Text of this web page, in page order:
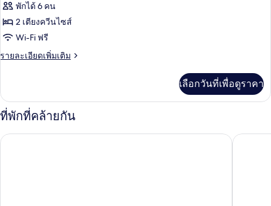
เตียง
ไซส์
ทั้งหมด
ของ
ห้อง
สวีท,
ควีน
ไซส์
2
เตียง,
พักได้ 6 คน
2 เตียงควีนไซส์
Wi-Fi ฟรี
รายละเอียดเพิ่มเติม
ราย
เกี่ยว
กับ
ห้อง
สวี
ท,
เลือกวันที่เพื่อดูราคา
ที่พักที่คล้ายกัน
ลากินตา อินน์แอนด์สวีท บายวินด์แฮม มิรามาร์ บีช - เดสตินทาวน์เพ